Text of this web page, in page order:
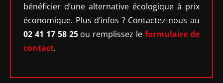
bénéficier d’une alternative écologique à prix
économique. Plus d’infos ? Contactez-nous au
02 41 17 58 25ou remplissez leformulaire de
contact.